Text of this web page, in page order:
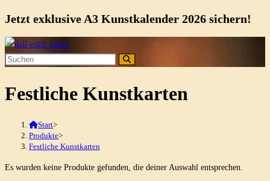
Zum
springen
Jetzt exklusive A3 Kunstkalender 2026 sichern!
Festliche Kunstkarten
Start>
Produkte>
Festliche Kunstkarten
Es wurden keine Produkte gefunden, die deiner Auswahl entsprechen.